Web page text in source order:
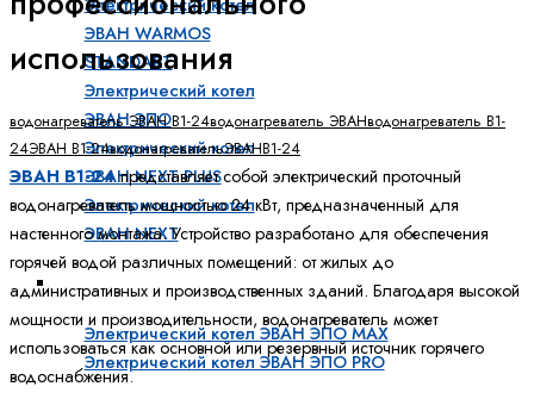
Электрический котел
ЭВАН WARMOS
STANDART
Электрический котел
ЭВАН ЭПО
Электрический котел
ЭВАН NEXT PLUS
Электрический котел
ЭВАН NEXT
Промышленные электрические котлы
Электрический котел ЭВАН ЭПО MAX
Электрический котел ЭВАН ЭПО PRO
использования
водонагреватель ЭВАН В1-24водонагреватель ЭВАНводонагреватель В1-
24ЭВАН В1-24водонагревательЭВАНВ1-24
ЭВАН В1-24представляет собой электрический проточный
водонагреватель мощностью 24 кВт, предназначенный для
настенного монтажа. Устройство разработано для обеспечения
горячей водой различных помещений: от жилых до
административных и производственных зданий. Благодаря высокой
мощности и производительности, водонагреватель может
использоваться как основной или резервный источник горячего
водоснабжения.